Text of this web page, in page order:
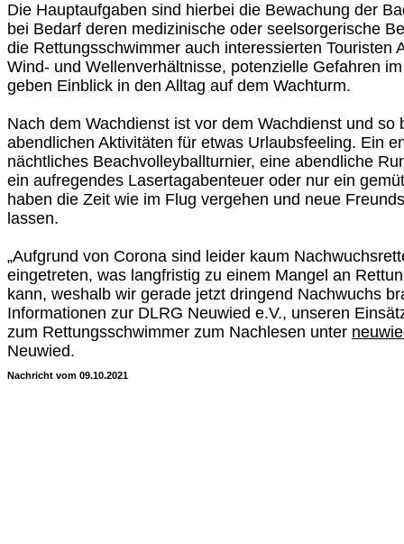
Die Hauptaufgaben sind hierbei die Bewachung der
bei Bedarf deren medizinische oder seelsorgerische
die Rettungsschwimmer auch interessierten Touristen
Wind- und Wellenverhältnisse, potenzielle Gefahren
geben Einblick in den Alltag auf dem Wachturm.
Nach dem Wachdienst ist vor dem Wachdienst und so
abendlichen Aktivitäten für etwas Urlaubsfeeling. Ein
nächtliches Beachvolleyballturnier, eine abendliche
ein aufregendes Lasertagabenteuer oder nur ein
haben die Zeit wie im Flug vergehen und neue
lassen.
„Aufgrund von Corona sind leider kaum
eingetreten, was langfristig zu einem Mangel an
kann, weshalb wir gerade jetzt dringend Nachwuchs
Informationen zur DLRG Neuwied e.V., unseren
zum Rettungsschwimmer zum Nachlesen unter
Neuwied.
Nachricht vom 09.10.2021